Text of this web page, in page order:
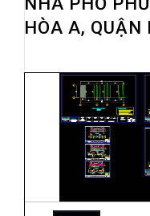
HÒA A, QUẬN